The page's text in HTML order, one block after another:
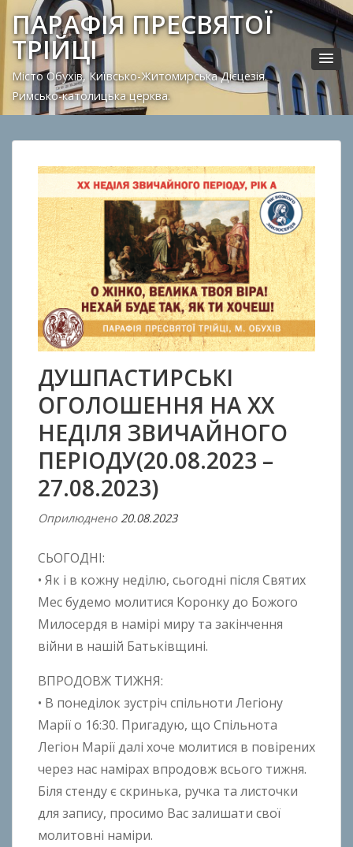
ПАРАФІЯ ПРЕСВЯТОЇ
ТРІЙЦІ
Місто Обухів, Київсько-Житомирська Дієцезія.
Римсько-католицька церква.
ДУШПАСТИРСЬКІ
ОГОЛОШЕННЯ НА ХX
НЕДІЛЯ ЗВИЧАЙНОГО
ПЕРІОДУ(20.08.2023 –
27.08.2023)
Оприлюднено 20.08.2023В
A
n
o
n
h
o
n
k
o
СЬОГОДНІ:
• Як і в кожну неділю, сьогодні після Святих
Мес будемо молитися Коронку до Божого
Милосердя в намірі миру та закінчення
війни в нашій Батьківщині.
ВПРОДОВЖ ТИЖНЯ:
• В понеділок зустріч спільноти Легіону
Марії о 16:30. Пригадую, що Спільнота
Легіон Марії далі хоче молитися в повірених
через нас намірах впродовж всього тижня.
Біля стенду є скринька, ручка та листочки
для запису, просимо Вас залишати свої
молитовні наміри.